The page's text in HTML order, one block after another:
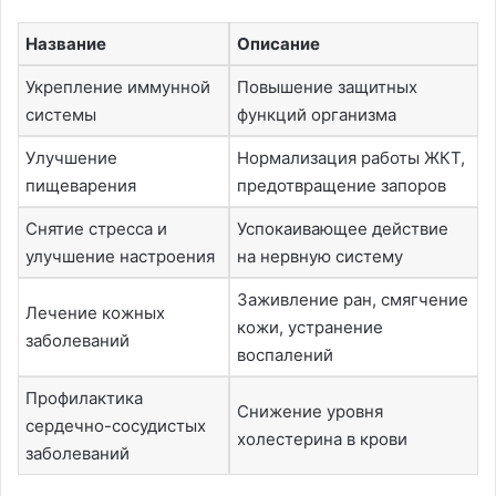
Название Описание
Укрепление иммунной
системы
Повышение защитных
функций организма
Улучшение
пищеварения
Нормализация работы ЖКТ,
предотвращение запоров
Снятие стресса и
улучшение настроения
Успокаивающее действие
на нервную систему
Лечение кожных
заболеваний
Заживление ран, смягчение
кожи, устранение
воспалений
Профилактика
сердечно-сосудистых
заболеваний
Снижение уровня
холестерина в крови